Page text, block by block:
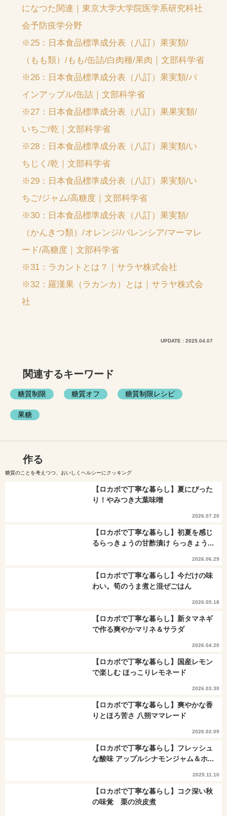
になつた関連｜東京大学大学院医学系研究科社
会予防疫学分野
※25：日本食品標準成分表（八訂）果実類/
（もも類）/もも/缶詰/白肉種/果肉｜文部科学省
※26：日本食品標準成分表（八訂）果実類/パ
インアップル/缶詰｜文部科学省
※27：日本食品標準成分表（八訂）果果実類/
いちご/乾｜文部科学省
※28：日本食品標準成分表（八訂）果実類/い
ちじく/乾｜文部科学省
※29：日本食品標準成分表（八訂）果実類/い
ちご/ジャム/高糖度｜文部科学省
※30：日本食品標準成分表（八訂）果実類/
（かんきつ類）/オレンジ/バレンシア/マーマレ
ード/高糖度｜文部科学省
※31：ラカントとは？｜サラヤ株式会社
※32：羅漢果（ラカンカ）とは｜サラヤ株式会
社
UPDATE : 2025.04.07
関連するキーワード
糖質制限 糖質オフ 糖質制限レシピ
果糖
作る
糖質のことを考えつつ、おいしくヘルシーにクッキング
【ロカボで丁寧な暮らし】夏にぴった
り！やみつき大葉味噌
2026.07.20
【ロカボで丁寧な暮らし】初夏を感じ
るらっきょうの甘酢漬け らっきょう...
2026.06.29
【ロカボで丁寧な暮らし】今だけの味
わい。筍のうま煮と混ぜごはん
2026.05.18
【ロカボで丁寧な暮らし】新タマネギ
で作る爽やかマリネ＆サラダ
2026.04.20
【ロカボで丁寧な暮らし】国産レモン
で楽しむ ほっこりレモネード
2026.03.30
【ロカボで丁寧な暮らし】爽やかな香
りとほろ苦さ 八朔ママレード
2026.02.09
【ロカボで丁寧な暮らし】フレッシュ
な酸味 アップルシナモンジャム＆ホ...
2025.11.10
【ロカボで丁寧な暮らし】コク深い秋
の味覚 栗の渋皮煮